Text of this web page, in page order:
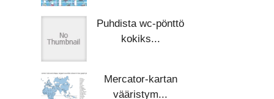
Puhdista wc-pönttö
kokiks...
Mercator-kartan
vääristym...